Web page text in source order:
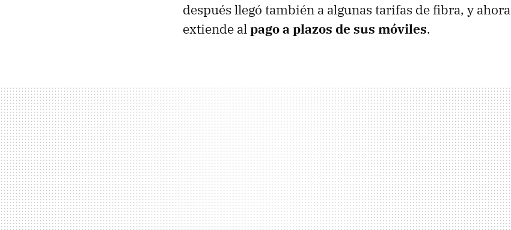
después llegó también a algunas tarifas de fibra, y ahora
extiende alpago a plazos de sus móviles.